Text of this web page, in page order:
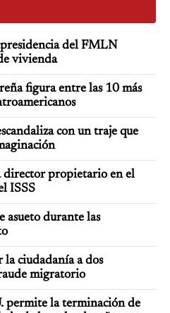
del FMLN
vivienda
figura entre las 10 más
con un traje que
director propietario en el
ISSS
asueto durante las
ciudadanía a dos
migratorio
permite la terminación de